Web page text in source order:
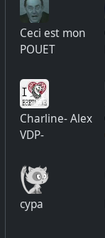
Ceci est mon
POUET
Charline- Alex
VDP-
cypa